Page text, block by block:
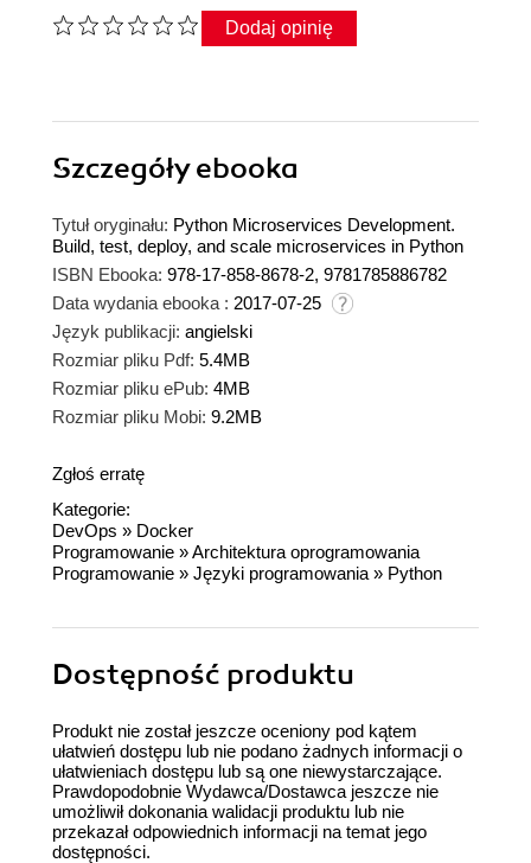
Dodaj opinię
Szczegółyebooka
Tytuł oryginału: Python Microservices Development.
Build, test, deploy, and scale microservices in Python
ISBN Ebooka: 978-17-858-8678-2, 9781785886782
Data wydania ebooka : 2017-07-25
Język publikacji: angielski
Rozmiar pliku Pdf: 5.4MB
Rozmiar pliku ePub: 4MB
Rozmiar pliku Mobi: 9.2MB
Zgłoś erratę
Kategorie:
DevOps » Docker
Programowanie »Architektura oprogramowania
Programowanie » Języki programowania » Python
Dostępność produktu
Produkt nie został jeszcze oceniony pod kątem
ułatwień dostępu lub nie podano żadnych informacji o
ułatwieniach dostępu lub są one niewystarczające.
Prawdopodobnie Wydawca/Dostawca jeszcze nie
umożliwił dokonania walidacji produktu lub nie
przekazał odpowiednich informacji na temat jego
dostępności.